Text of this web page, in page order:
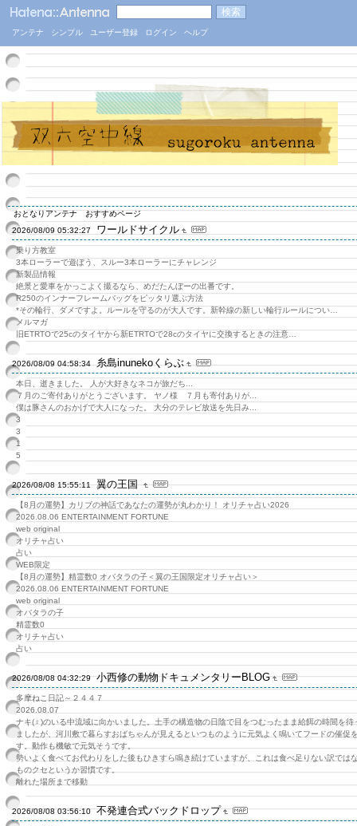
アンテナ シンプル ユーザー登録 ログイン ヘルプ
おとなりアンテナ
おすすめページ
2026/08/09 05:32:27
ワールドサイクル
乗り方教室
3本ローラーで遊ぼう、スルー3本ローラーにチャレンジ
新製品情報
絶景と愛車をかっこよく撮るなら、めだたんぼーの出番です。
R250のインナーフレームバッグをピッタリ選ぶ方法
*その輪行、ダメですよ。ルールを守るのが大人です。新幹線の新しい輪行ルールについ…
メルマガ
旧ETRTOで25cのタイヤから新ETRTOで28cのタイヤに交換するときの注意…
2026/08/09 04:58:34 糸島inunekoくらぶ
本日、逝きました。 人が大好きなネコが旅だち...
７月のご寄付ありがとうございます。 ヤノ様 ７月も寄付ありが...
僕は豚さんのおかげで大人になった。 大分のテレビ放送を先日み...
3
3
1
5
2026/08/08 15:55:11 翼の王国
【8月の運勢】カリブの神話であなたの運勢が丸わかり！ オリチャ占い2026
2026.08.06 ENTERTAINMENT FORTUNE
web original
オリチャ占い
占い
WEB限定
【8月の運勢】精霊数0 オバタラの子＜翼の王国限定オリチャ占い＞
2026.08.06 ENTERTAINMENT FORTUNE
web original
オバタラの子
精霊数0
オリチャ占い
占い
2026/08/08 04:32:29 小西修の動物ドキュメンタリーBLOG
多摩ねこ日記～２４４７
2026.08.07
ナキ(♀)のいる中流域に向かいました。土手の構造物の日陰で目をつむったまま給餌の時間を待
ましたが、河川敷で暮らすおばちゃんが見えるといつものように元気よく鳴いてフードの催促
す。動作も機敏で元気そうです。
勢いよく食べてお代わりをした後もひきすら鳴き続けていますが、これは食べ足りない訳では
ものクセというか習慣です。
離れた場所まで移動
2026/08/08 03:56:10 不発連合式バックドロップ